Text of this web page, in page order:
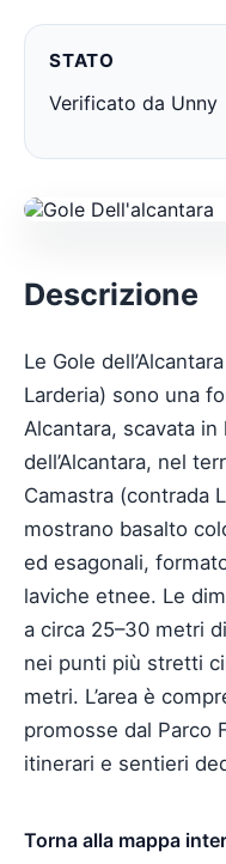
STATO
Verificato da Unny
Descrizione
Le Gole
Larderia) sono una
Alcantara, scavata in
dell’Alcantara, nel
Camastra (contrada
mostrano basalto
ed esagonali,
laviche etnee. Le
a circa 25–30 metri
nei punti più stretti
metri. L’area è
promosse dal Parco
itinerari e sentieri
Torna alla mappa